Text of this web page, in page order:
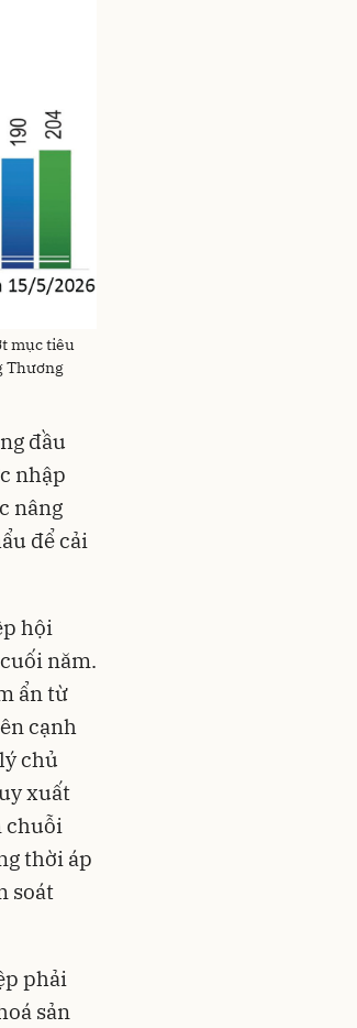
mục tiêu
Thương
đầu
nhập
nâng
để cải
hội
năm.
ẩn từ
cạnh
chủ
xuất
chuỗi
thời áp
soát
phải
sản